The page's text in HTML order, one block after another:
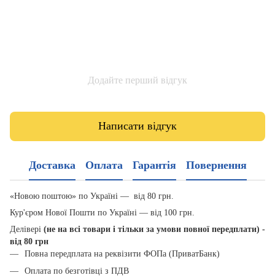
Додайте перший відгук
Написати відгук
Доставка Оплата Гарантія Повернення
«Новою поштою» по Україні — від 80 грн.
Кур'єром Нової Пошти по Україні — від 100 грн.
Делівері (не на всі товари і тільки за умови повної передплати) -
від 80 грн
Повна передплата на реквізити ФОПа (ПриватБанк)
Оплата по безготівці з ПДВ